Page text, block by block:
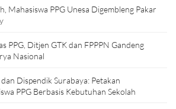
Mahasiswa PPG Unesa Digembleng Pakar
PPG, Ditjen GTK dan FPPPN Gandeng
Nasional
Dispendik Surabaya: Petakan
PPG Berbasis Kebutuhan Sekolah